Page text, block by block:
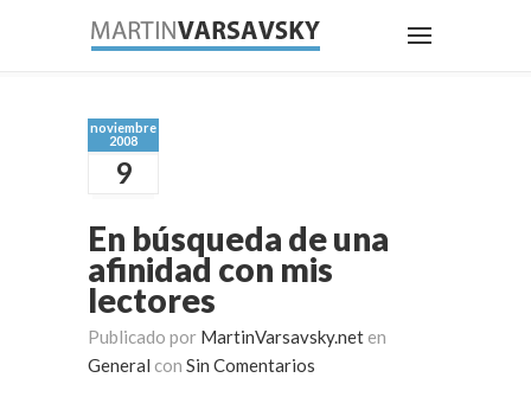
noviembre
2008
9
En búsqueda de una
afinidad con mis
lectores
Publicado por MartinVarsavsky.net en
General con Sin Comentarios